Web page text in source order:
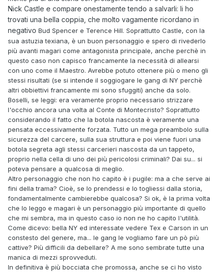
Nick Castle e compare onestamente tendo a salvarli: li ho
trovati una bella coppia, che molto vagamente ricordano in
negativo Bud Spencer e Terence Hill. Soprattutto Castle, con la
sua astuzia texiana, è un buon personaggio e spero di rivederlo
più avanti magari come antagonista principale, anche perchè in
questo caso non capisco francamente la necessità di allearsi
con uno come il Maestro. Avrebbe potuto ottenere più o meno gli
stessi risultati (se si intende il soggiogare le gang di NY perchè
altri obbiettivi francamente mi sono sfuggiti) anche da solo.
Boselli, se leggi: era veramente proprio necessario strizzare
l'occhio ancora una volta al Conte di Montecristo? Soprattutto
considerando il fatto che la botola nascosta è veramente una
pensata eccessivamente forzata. Tutto un mega preambolo sulla
sicurezza del carcere, sulla sua struttura e poi viene fuori una
botola segreta agli stessi carcerieri nascosta da un tappeto,
proprio nella cella di uno dei più pericolosi criminali? Dai su... si
poteva pensare a qualcosa di meglio.
Altro personaggio che non ho capito è i pugile: ma a che serve ai
fini della trama? Cioè, se lo prendessi e lo togliessi dalla storia,
fondamentalmente cambierebbe qualcosa? Si ok, è la prima volta
che lo leggo e magari è un personaggio più importante di quello
che mi sembra, ma in questo caso io non ne ho capito l'utilità.
Come dicevo: bella NY ed interessate vedere Tex e Carson in un
constesto del genere, ma... le gang le vogliamo fare un pò più
cattive? Più difficili da debellare? A me sono sembrate tutte una
manica di mezzi sprovveduti.
In definitiva è più bocciata che promossa, anche se ci ho visto